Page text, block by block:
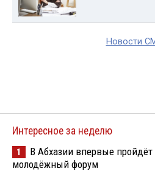
Новости
Интересное за неделю
1
В Абхазии впервые
молодёжный форум